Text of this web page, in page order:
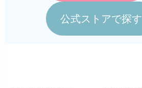
公式ストアで探す